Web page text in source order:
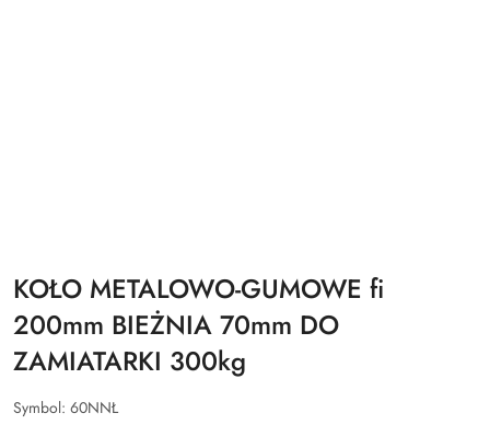
KOŁO METALOWO-GUMOWE fi
200mm BIEŻNIA 70mm DO
ZAMIATARKI 300kg
Symbol: 60NNŁ